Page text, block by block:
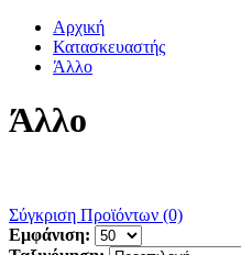
Αρχική
Κατασκευαστής
Άλλο
Άλλο
Σύγκριση Προϊόντων (0)
Εμφάνιση: